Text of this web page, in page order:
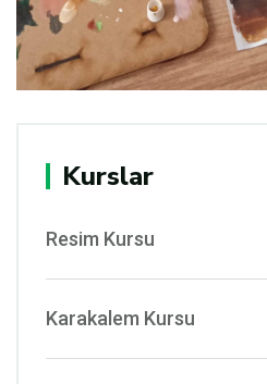
Kurslar
Resim Kursu
Karakalem Kursu